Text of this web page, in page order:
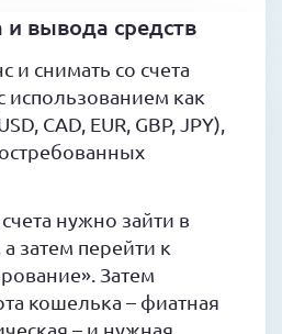
вывода средств
и снимать со счета
использованием как
CAD, EUR, GBP, JPY),
нужно зайти в
затем перейти к
Затем
кошелька – фиатная
– и нужная